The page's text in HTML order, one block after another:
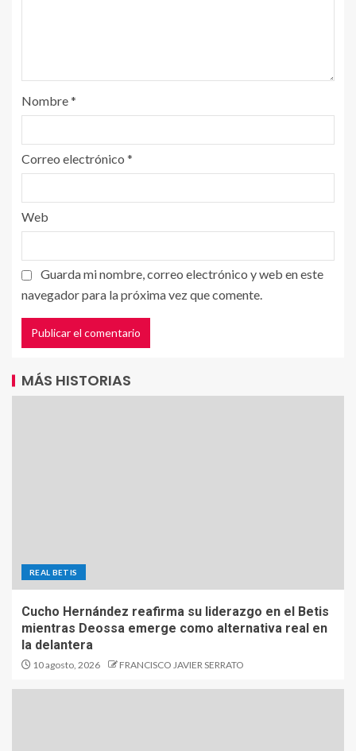
Nombre*
Correo electrónico *
Web
Guarda mi nombre, correo electrónico y web en este
navegador para la próxima vez que comente.
MÁS HISTORIAS
REAL BETIS
Cucho Hernández reafirma su liderazgo en el Betis
mientras Deossa emerge como alternativa real en
la delantera
10 agosto, 2026 FRANCISCO JAVIER SERRATO